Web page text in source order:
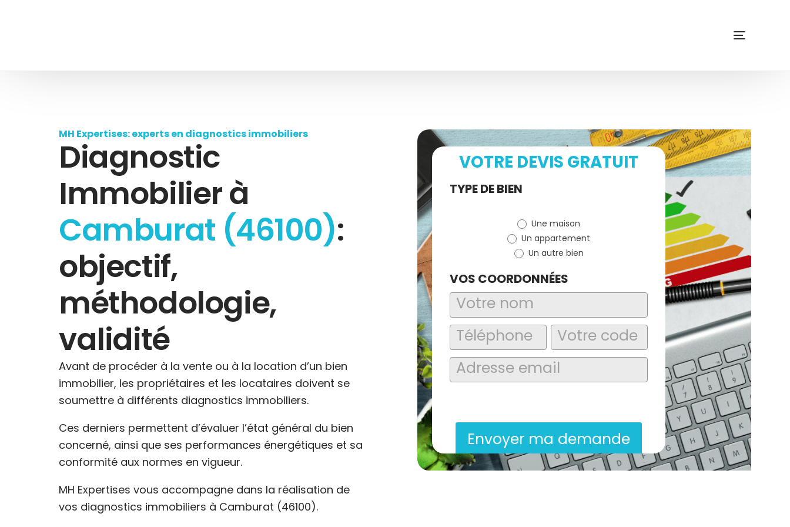
MH Expertises: experts en diagnostics immobiliers
Diagnostic
Immobilier à
Camburat (46100):
objectif,
méthodologie,
validité
Avant de procéder à la vente ou à la location d’un bien
immobilier, les propriétaires et les locataires doivent se
soumettre à différents diagnostics immobiliers.
Ces derniers permettent d’évaluer l’état général du bien
concerné, ainsi que ses performances énergétiques et sa
conformité aux normes en vigueur.
MH Expertises vous accompagne dans la réalisation de
vos diagnostics immobiliers à Camburat (46100).
VOTRE DEVIS GRATUIT
Demande
TYPE DE BIEN
Une maison
Un appartement
Un autre bien
VOS COORDONNÉES
Envoyer ma demande